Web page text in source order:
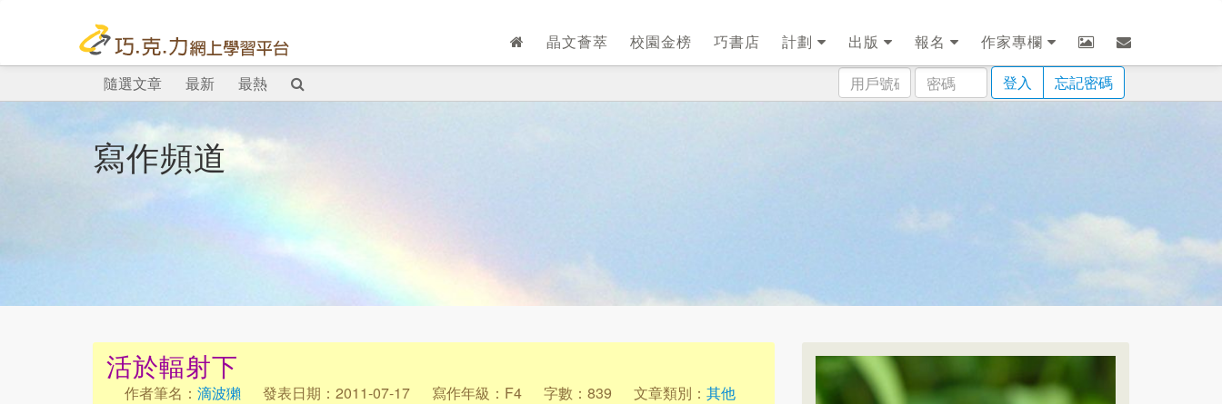
晶文薈萃 校園金榜 巧書店 計劃 出版 報名
作家專欄
用
戶
密
碼
登入 忘記密碼
隨選文章 最新 最熱
寫作頻道
活於輻射下
作者筆名： 滴波獺 發表日期：2011-07-17 寫作年級：F4 字數：839 文章類別： 其他